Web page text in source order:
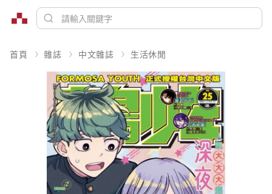
首頁 雜誌 中文雜誌 生活休閒